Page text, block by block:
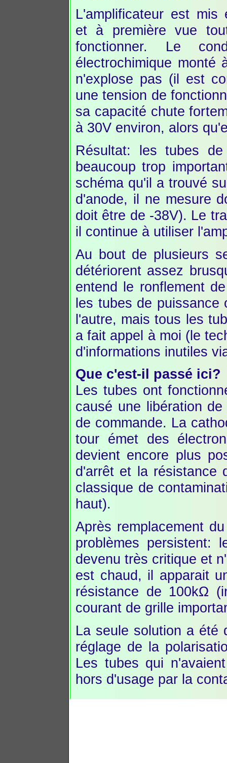
L'amplificateur est mis
et à première vue
fonctionner. Le
électrochimique monté
n'explose pas (il est
une tension de
sa capacité chute
à 30V environ, alors
Résultat: les tubes
beaucoup trop
schéma qu'il a trouvé
d'anode, il ne mesure
doit être de -38V). Le
il continue à utiliser
Au bout de plusieurs
détériorent assez
entend le ronflement
les tubes de puissance
l'autre, mais tous les
a fait appel à moi (le
d'informations inutiles
Que c'est-il passé ici?
Les tubes ont
causé une libération
de commande. La
tour émet des
devient encore plus
d'arrêt et la résistance
classique de
haut).
Après remplacement
problèmes persistent:
devenu très critique et
est chaud, il apparait
résistance de 100kΩ
courant de grille
La seule solution a été
réglage de la
Les tubes qui
hors d'usage par la